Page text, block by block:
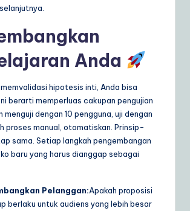
Anda
hipotesis inti, Anda bisa
berarti memperluas cakupan pengujian
menguji dengan 10 pengguna, uji dengan
proses manual, otomatiskan. Prinsip-
sama. Setiap langkah pengembangan
baru yang harus dianggap sebagai
Pelanggan:Apakah proposisi
berlaku untuk audiens yang lebih besar